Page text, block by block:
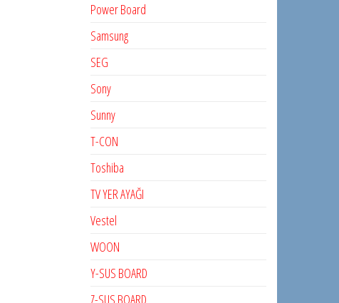
Power Board
Samsung
SEG
Sony
Sunny
T-CON
Toshiba
TV YER AYAĞI
Vestel
WOON
Y-SUS BOARD
Z-SUS BOARD